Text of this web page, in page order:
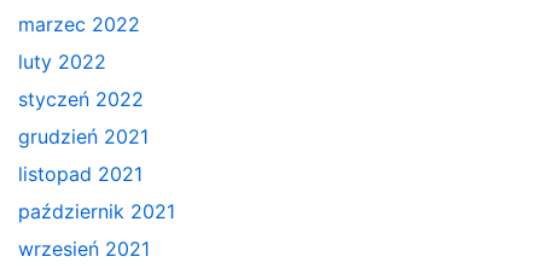
marzec 2022
luty 2022
styczeń 2022
grudzień 2021
listopad 2021
październik 2021
wrzesień 2021